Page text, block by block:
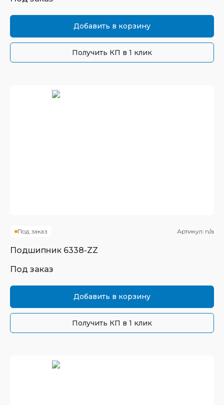
Добавить в корзину
Получить КП в 1 клик
Под заказ Артикул: n/a
Подшипник 6338-ZZ
Под заказ
Добавить в корзину
Получить КП в 1 клик